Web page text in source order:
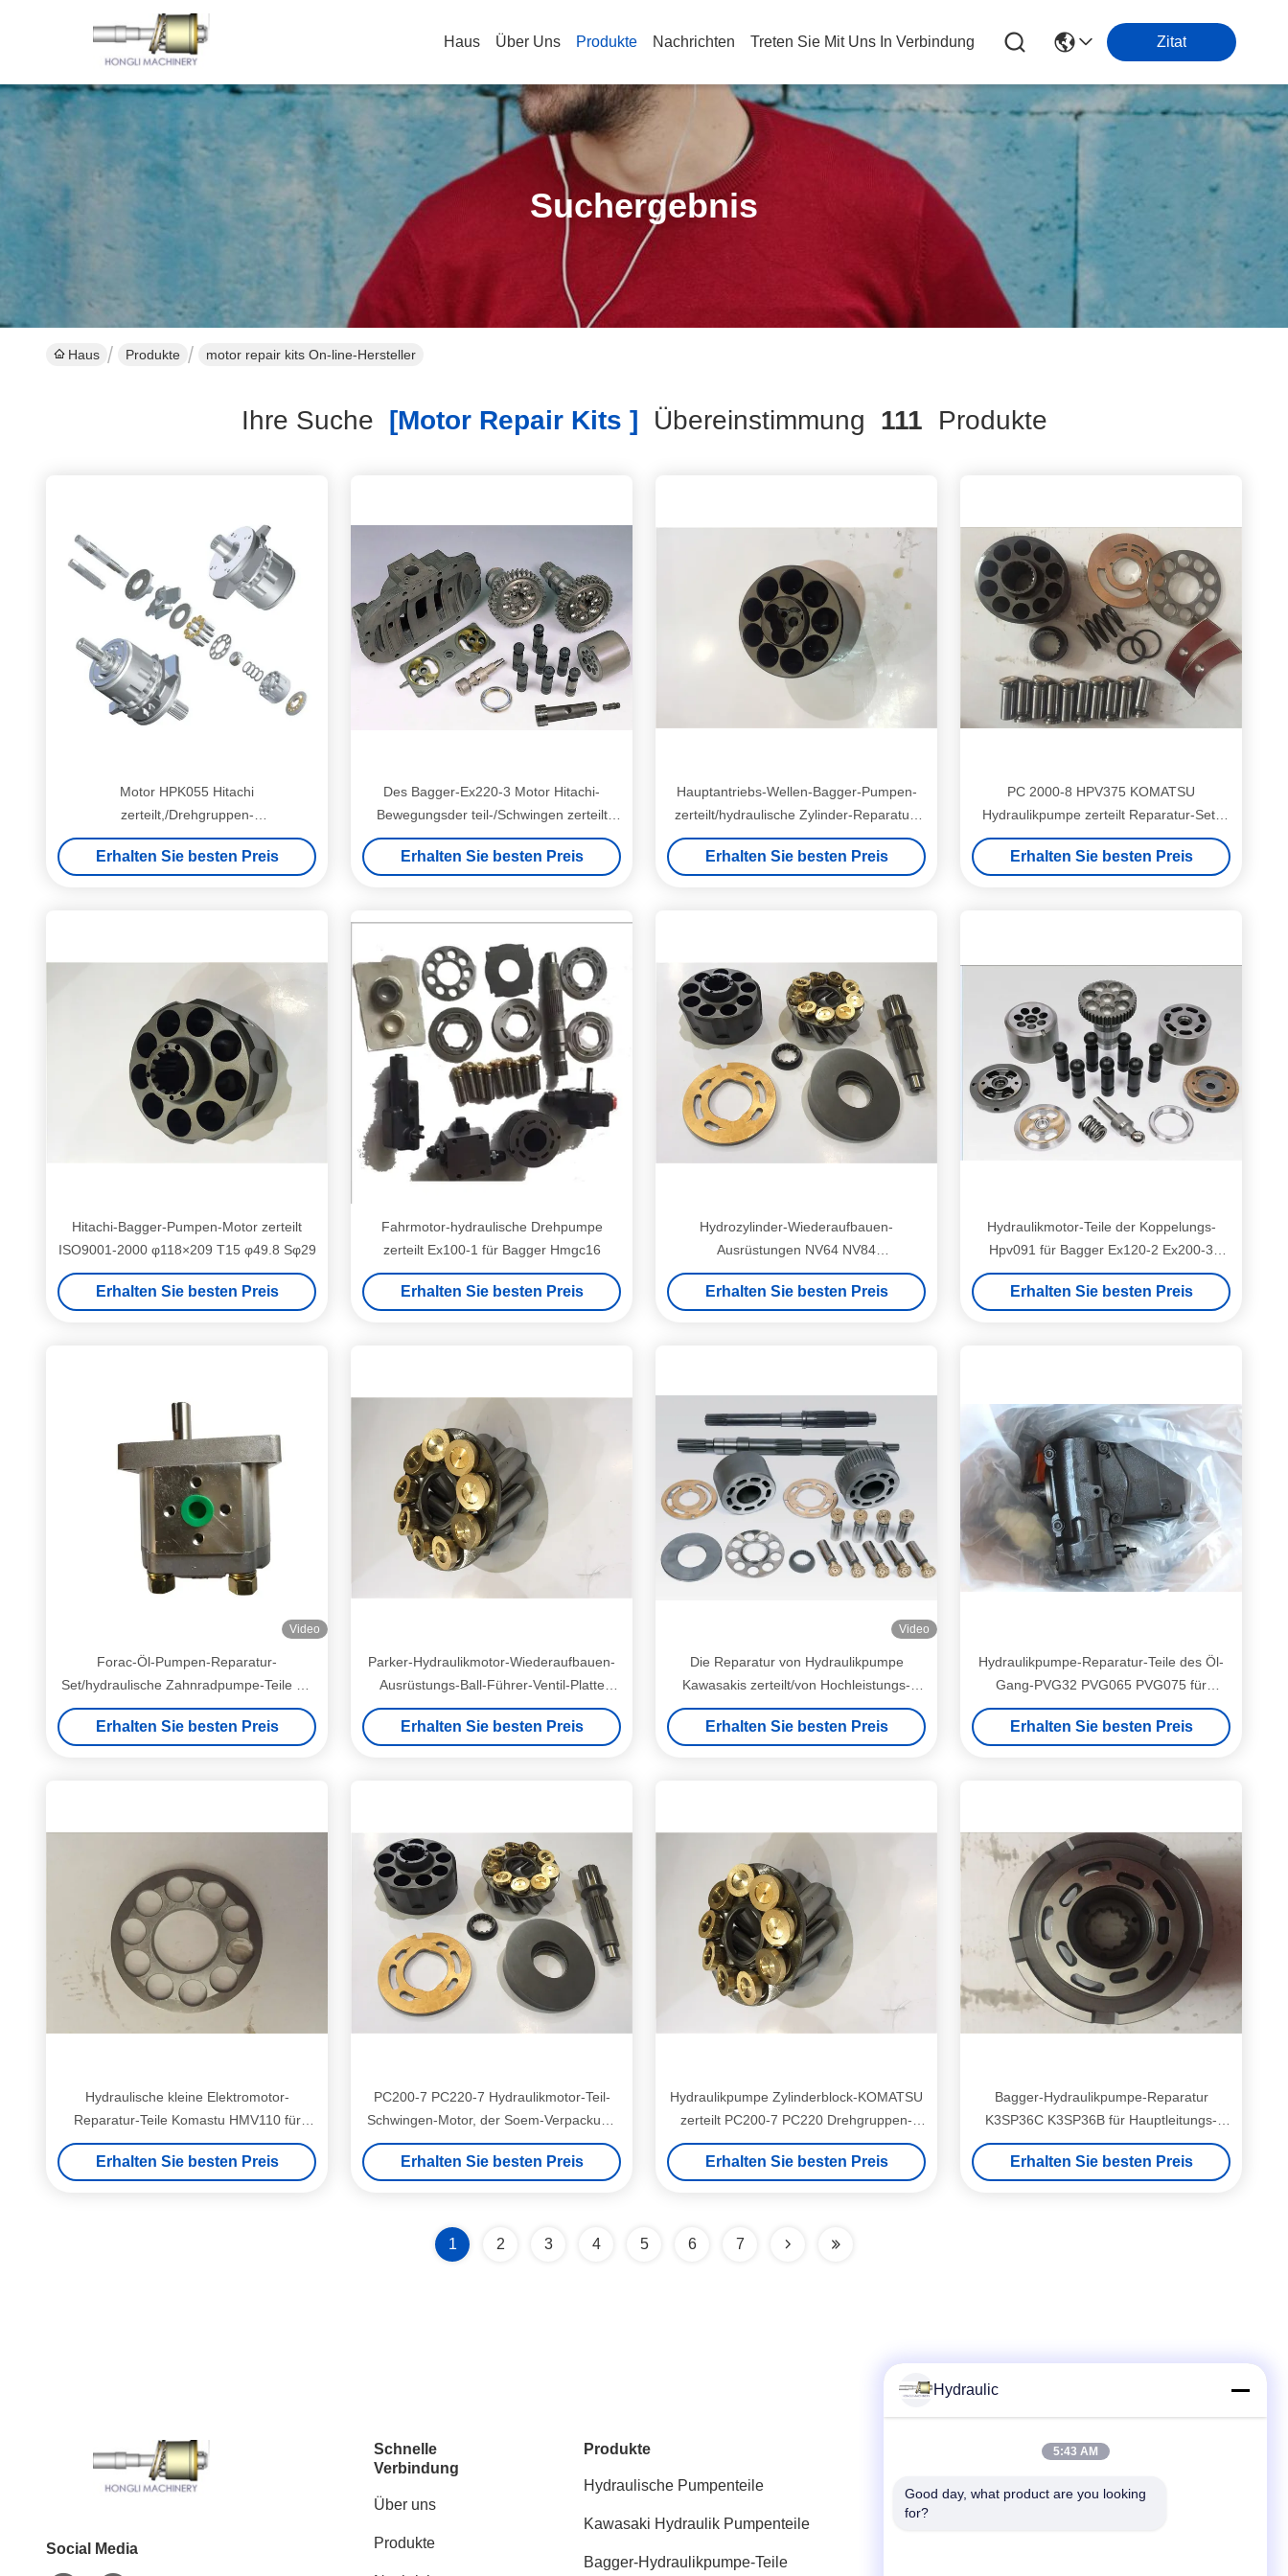
Haus Über Uns Produkte Nachrichten Treten Sie Mit Uns In Verbindung Zitat
Suchergebnis
Haus Produkte motor repair kits On-line-Hersteller
Ihre Suche [motor Repair Kits ] Übereinstimmung 111 Produkte
Motor HPK055 Hitachi
zerteilt,/Drehgruppen-
Bewegungsreparatur-set-Ersatz
Erhalten Sie besten Preis
Des Bagger-Ex220-3 Motor Hitachi-
Bewegungsder teil-/Schwingen zerteilt
Reparatur-Sets Hpv091
Erhalten Sie besten Preis
Hauptantriebs-Wellen-Bagger-Pumpen-
zerteilt/hydraulische Zylinder-Reparatur-
Sets 16 x 46 Zähne
Erhalten Sie besten Preis
PC 2000-8 HPV375 KOMATSU
Hydraulikpumpe zerteilt Reparatur-Set-
hohes zuverlässiges
Erhalten Sie besten Preis
Hitachi-Bagger-Pumpen-Motor zerteilt
ISO9001-2000 φ118×209 T15 φ49.8 Sφ29
Erhalten Sie besten Preis
Fahrmotor-hydraulische Drehpumpe
zerteilt Ex100-1 für Bagger Hmgc16
Erhalten Sie besten Preis
Hydrozylinder-Wiederaufbauen-
Ausrüstungen NV64 NV84
NV270/hydraulisch-Zylinder-Reparatur-
Sets
Erhalten Sie besten Preis
Hydraulikmotor-Teile der Koppelungs-
Hpv091 für Bagger Ex120-2 Ex200-3
EX200-2
Erhalten Sie besten Preis
Video
Forac-Öl-Pumpen-Reparatur-
Set/hydraulische Zahnradpumpe-Teile 1 -
3 Werktages-Versenden
Erhalten Sie besten Preis
Parker-Hydraulikmotor-Wiederaufbauen-
Ausrüstungs-Ball-Führer-Ventil-Platte
enthaltene CER-ISO
Erhalten Sie besten Preis
Video
Die Reparatur von Hydraulikpumpe
Kawasakis zerteilt/von Hochleistungs-
Taumelscheibe
Erhalten Sie besten Preis
Hydraulikpumpe-Reparatur-Teile des Öl-
Gang-PVG32 PVG065 PVG075 für
Liebherr-Baumaschinen
Erhalten Sie besten Preis
Hydraulische kleine Elektromotor-
Reparatur-Teile Komastu HMV110 für
Antrieb des Enden-PC200-7
Erhalten Sie besten Preis
PC200-7 PC220-7 Hydraulikmotor-Teil-
Schwingen-Motor, der Soem-Verpackung
repariert
Erhalten Sie besten Preis
Hydraulikpumpe Zylinderblock-KOMATSU
zerteilt PC200-7 PC220 Drehgruppen-
Ausrüstung
Erhalten Sie besten Preis
Bagger-Hydraulikpumpe-Reparatur
K3SP36C K3SP36B für Hauptleitungs-
Pumpe des Bagger-8T
Erhalten Sie besten Preis
1 2 3 4 5 6 7
Social Media
Schnelle
Verbindung
Über uns
Produkte
Produkte
Hydraulische Pumpenteile
Kawasaki Hydraulik Pumpenteile
Bagger-Hydraulikpumpe-Teile
Schneller Kontakt
Telefon:
Hydraulic
5:43 AM
Good day, what product are you looking
for?